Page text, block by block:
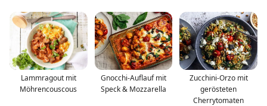
Lammragout mit
Möhrencouscous
Gnocchi-Auflauf mit
Speck & Mozzarella
Zucchini-Orzo mit
gerösteten
Cherrytomaten